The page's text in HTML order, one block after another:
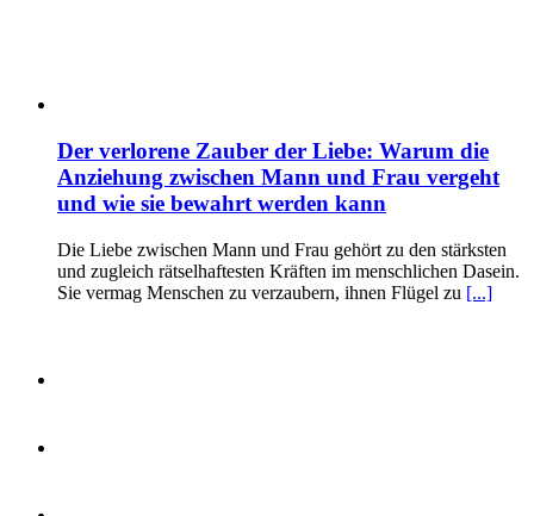
Der verlorene Zauber der Liebe: Warum die
Anziehung zwischen Mann und Frau vergeht
und wie sie bewahrt werden kann
Die Liebe zwischen Mann und Frau gehört zu den stärksten
und zugleich rätselhaftesten Kräften im menschlichen Dasein.
Sie vermag Menschen zu verzaubern, ihnen Flügel zu [...]